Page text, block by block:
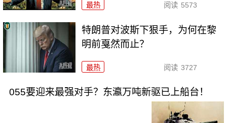
最热 阅读 5573
特朗普对波斯下狠手，为何在黎
明前戛然而止？
最热 阅读 3727
055要迎来最强对手？东瀛万吨新驱已上船台！